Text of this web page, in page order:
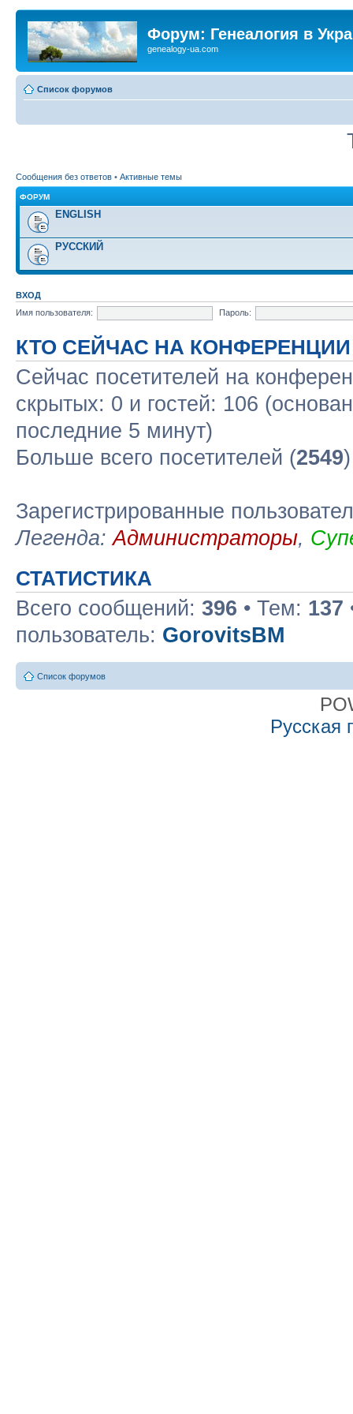
Форум: Генеалогия в
genealogy-ua.com
Список форумов
Сообщения без ответов • Активные темы
ФОРУМ
ENGLISH
РУССКИЙ
ВХОД
Имя пользователя:
Пароль:
КТО СЕЙЧАС НА КОНФЕРЕНЦИИ
Сейчас посетителей на
скрытых: 0 и гостей: 106
последние 5 минут)
Больше всего посетителей (2549
Зарегистрированные
Легенда:Администраторы,
СТАТИСТИКА
Всего сообщений: 396 • Тем: 137
пользователь: GorovitsBM
Список форумов
Русская